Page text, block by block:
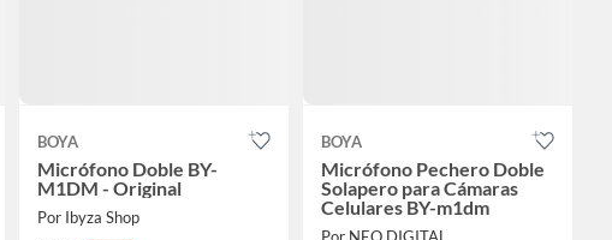
BOYA
Micrófono Doble BY-
M1DM - Original
Por Ibyza Shop
BOYA
Micrófono Pechero Doble
Solapero para Cámaras
Celulares BY-m1dm